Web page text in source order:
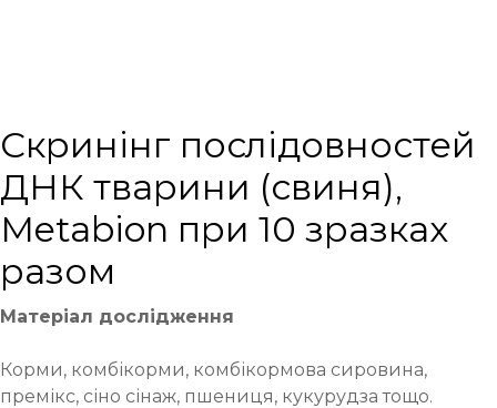
Cкринінг послідовностей
ДНК тварини (свиня),
Metabion при 10 зразках
разом
Матеріал дослідження
Корми, комбікорми, комбікормова сировина,
премікс, сіно сінаж, пшениця, кукурудза тощо.